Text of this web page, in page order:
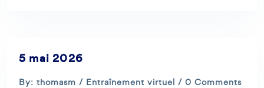
5 mai 2026
By: thomasm / Entraînement virtuel / 0 Comments